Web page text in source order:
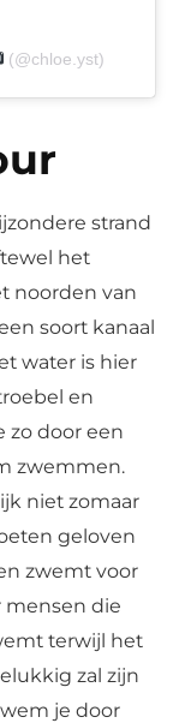
(@chloe.yst)
strand
het
noorden van
soort kanaal
water is hier
en
zo door een
zwemmen.
niet zomaar
geloven
zwemt voor
mensen die
terwijl het
zal zijn
je door